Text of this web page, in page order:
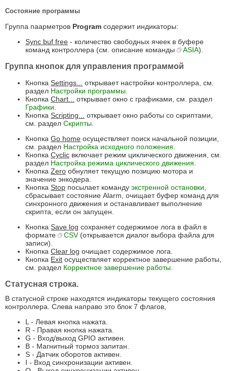
Состояние программы
Группа паарметров Program содержит индикаторы:
Sync buf free - количество свободных ячеек в буфере
команд контроллера (см. описание команды
ASIA).
Группа кнопок для управления программой
Кнопка Settings... открывает настройки контроллера, см.
раздел Настройки программы.
Кнопка Chart... открывает окно с графиками, см. раздел
Графики.
Кнопка Scripting... открывает окно работы со скриптами,
см. раздел Скрипты.
Кнопка Go home осуществляет поиск начальной позиции,
см. раздел Настройка исходного положения.
Кнопка Cyclic включает режим циклического движения, см.
раздел Настройка режима циклического движения.
Кнопка Zero обнуляет текущую позицию мотора и
значение энкодера.
Кнопка Stop посылает команду экстренной остановки,
сбрасывает состояние Alarm, очищает буфер команд для
синхронного движения и останавливает выполнение
скрипта, если он запущен.
Кнопка Save log сохраняет содержимое лога в файл в
формате
CSV(открывается диалог выбора файла для
записи).
Кнопка Clear log очищает содержимое лога.
Кнопка Exit осуществляет корректное завершение работы,
см. раздел Корректное завершение работы.
Статусная строка.
В статусной строке находятся индикаторы текущего состояния
контроллера. Слева направо это блок 7 флагов,
L - Левая кнопка нажата.
R - Правая кнопка нажата.
G - Вход/выход GPIO активен.
B - Магнитный тормоз запитан.
S - Датчик оборотов активен.
I - Вход синхронизации активен.